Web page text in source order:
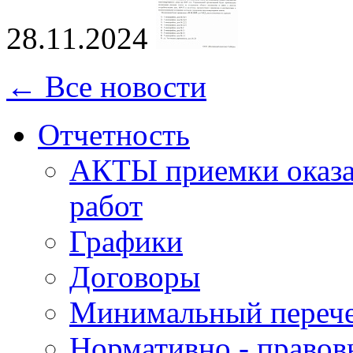
28.11.2024
← Все новости
Отчетность
АКТЫ приемки
работ
Графики
Договоры
Минимальный